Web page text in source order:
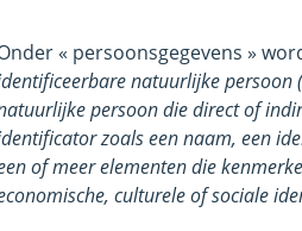
« persoonsgegevens »
natuurlijke persoon (
persoon die direct of
zoals een naam, een
of meer elementen die
culturele of sociale